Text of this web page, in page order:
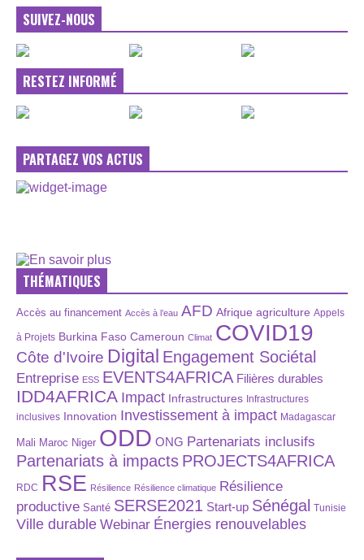
SUIVEZ-NOUS
RESTEZ INFORMÉ
PARTAGEZ VOS ACTUS
THÉMATIQUES
Accès au financement Accès à l’eau AFD Afrique agriculture Appels
à Projets Burkina Faso Cameroun Climat COVID19
Côte d'Ivoire Digital Engagement Sociétal
Entreprise ESS EVENTS4AFRICA Filières durables
IDD4AFRICA Impact Infrastructures Infrastructures
inclusives Innovation Investissement à impact Madagascar
Mali Maroc Niger ODD ONG Partenariats inclusifs
Partenariats à impacts PROJECTS4AFRICA
RDC RSE Résilience Résilience climatique Résilience
productive Santé SERSE2021 Start-up Sénégal Tunisie
Ville durable Webinar Énergies renouvelables